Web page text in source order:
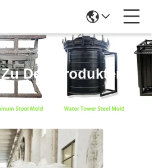
Den Produkten